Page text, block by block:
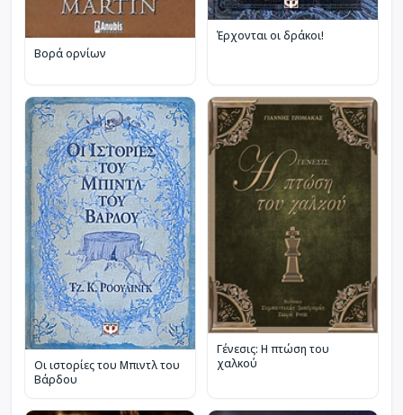
Βορά ορνίων
Έρχονται οι δράκοι!
Οι ιστορίες του Μπιντλ του
Βάρδου
Γένεσις: Η πτώση του
χαλκού